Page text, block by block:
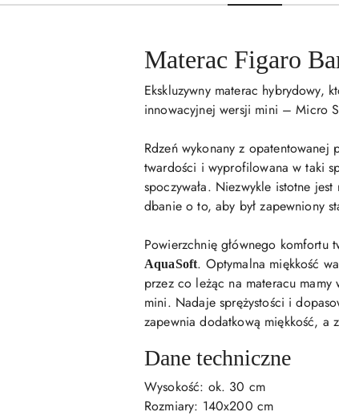
Materac Figaro
Ekskluzywny materac hybrydowy,
innowacyjnej wersji mini – Micro
Rdzeń wykonany z opatentowanej
twardości i wyprofilowana w taki
spoczywała. Niezwykle istotne
dbanie o to, aby był zapewniony
Powierzchnię głównego komfortu
AquaSoft. Optymalna miękkość
przez co leżąc na materacu
mini. Nadaje sprężystości i
zapewnia dodatkową miękkość, a
Dane techniczne
Wysokość: ok. 30 cm
Rozmiary: 140x200 cm